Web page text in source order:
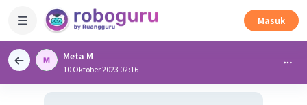
Masuk
Meta M
10 Oktober 2023 02:16